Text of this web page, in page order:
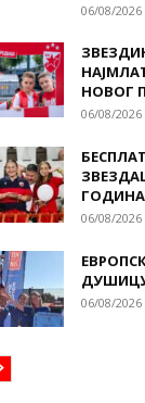
06/08/2026
НОВОГ
06/08/2026
06/08/2026
06/08/2026